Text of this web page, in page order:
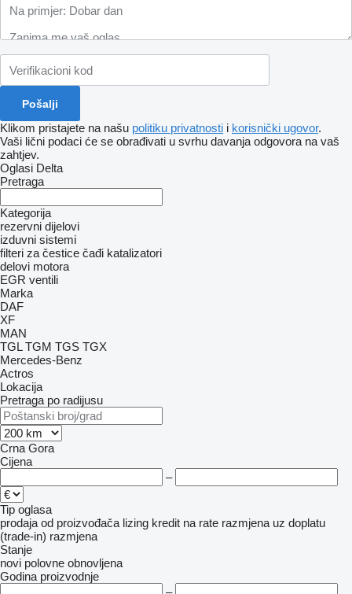
Klikom pristajete na našu politiku privatnosti i korisnički ugovor.
Vaši lični podaci će se obrađivati ​​u svrhu davanja odgovora na vaš
zahtjev.
Oglasi Delta
Pretraga
Kategorija
rezervni dijelovi
izduvni sistemi
filteri za čestice čađi katalizatori
delovi motora
EGR ventili
Marka
DAF
XF
MAN
TGL TGM TGS TGX
Mercedes-Benz
Actros
Lokacija
Pretraga po radijusu
Crna Gora
Cijena
–
Tip oglasa
prodaja od proizvođača lizing kredit na rate razmjena uz doplatu
(trade-in) razmjena
Stanje
novi polovne obnovljena
Godina proizvodnje